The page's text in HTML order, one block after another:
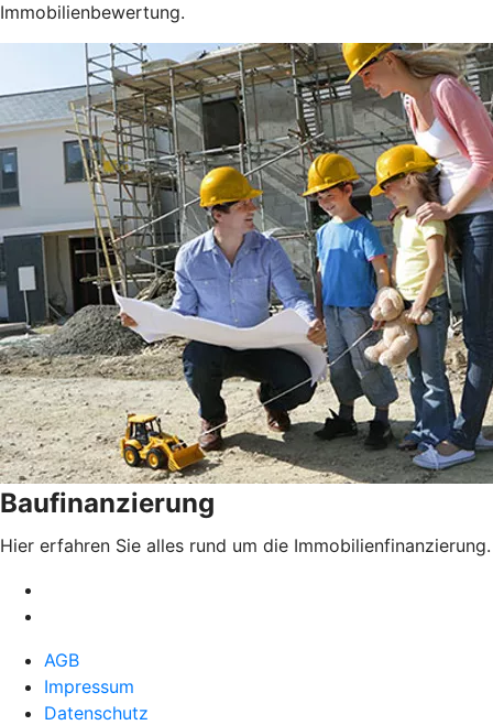
Immobilienbewertung.
Baufinanzierung
Hier erfahren Sie alles rund um die Immobilienfinanzierung.
AGB
Impressum
Datenschutz